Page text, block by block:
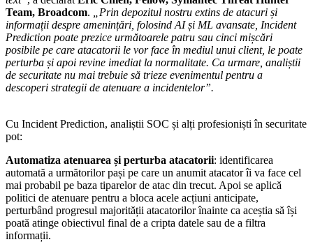
Team, Broadcom.
„Prin depozitul nostru extins de atacuri și
informații despre amenințări, folosind AI și ML avansate, Incident
Prediction poate prezice următoarele patru sau cinci mișcări
posibile pe care atacatorii le vor face în mediul unui client, le poate
perturba și apoi revine imediat la normalitate. Ca urmare, analiștii
de securitate nu mai trebuie să trieze evenimentul pentru a
descoperi strategii de atenuare a incidentelor”.
Cu Incident Prediction, analiștii SOC și alți profesioniști în securitate
pot:
Automatiza atenuarea și perturba atacatorii: identificarea
automată a următorilor pași pe care un anumit atacator îi va face cel
mai probabil pe baza tiparelor de atac din trecut. Apoi se aplică
politici de atenuare pentru a bloca acele acțiuni anticipate,
perturbând progresul majorității atacatorilor înainte ca aceștia să își
poată atinge obiectivul final de a cripta datele sau de a filtra
informații.